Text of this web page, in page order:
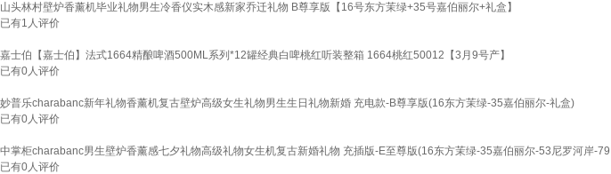
山头林村壁炉香薰机毕业礼物男生冷香仪实木感新家乔迁礼物 B尊享版【16号东方茉绿+35号嘉伯丽尔+礼盒】
已有1 人评价
嘉士伯【嘉士伯】法式1664精酿啤酒500ML系列*12罐经典白啤桃红听装整箱 1664桃红50012【3月9号产】
已有0人评价
妙普乐charabanc新年礼物香薰机复古壁炉高级女生礼物男生生日礼物新婚 充电款-B尊享版(16东方茉绿-35嘉伯丽尔-礼盒)
已有0人评价
中掌柜charabanc男生壁炉香薰感七夕礼物高级礼物女生机复古新婚礼物 充插版-E至尊版(16东方茉绿-35嘉伯丽尔-53尼罗河岸-79
已有0人评价